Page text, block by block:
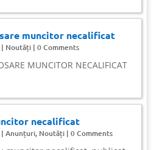
muncitor necalificat
| Noutăți | 0 Comments
MUNCITOR NECALIFICAT
necalificat
|Anunțuri, Noutăți | 0 Comments